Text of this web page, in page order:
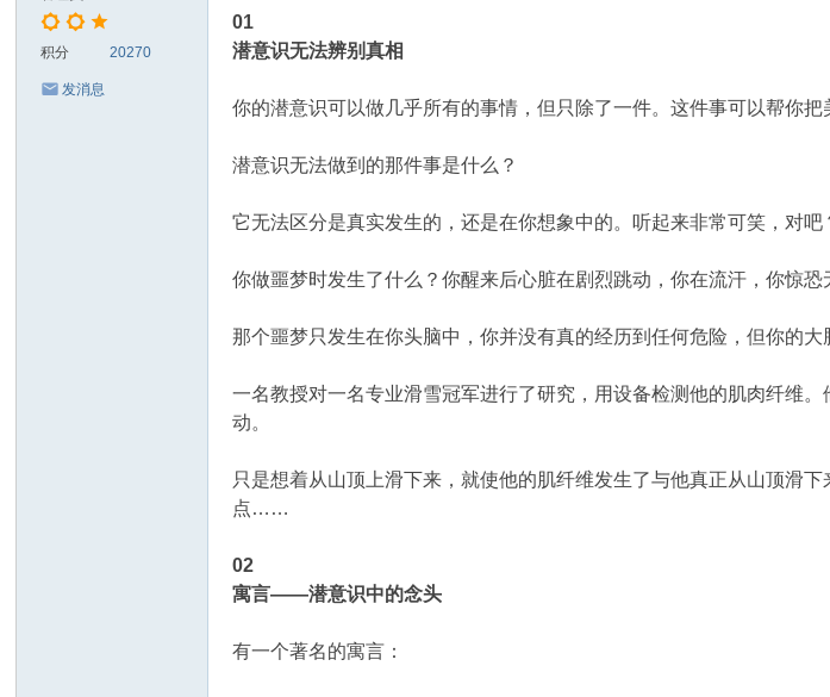
积分 20270
发消息
01
潜意识无法辨别真相
你的潜意识可以做几乎所有的事情，但只除了一件。这件事可以帮你
潜意识无法做到的那件事是什么？
它无法区分是真实发生的，还是在你想象中的。听起来非常可笑，对吧
你做噩梦时发生了什么？你醒来后心脏在剧烈跳动，你在流汗，你惊恐
那个噩梦只发生在你头脑中，你并没有真的经历到任何危险，但你的
一名教授对一名专业滑雪冠军进行了研究，用设备检测他的肌肉纤维
动。
只是想着从山顶上滑下来，就使他的肌纤维发生了与他真正从山顶滑
点……
02
寓言——潜意识中的念头
有一个著名的寓言：